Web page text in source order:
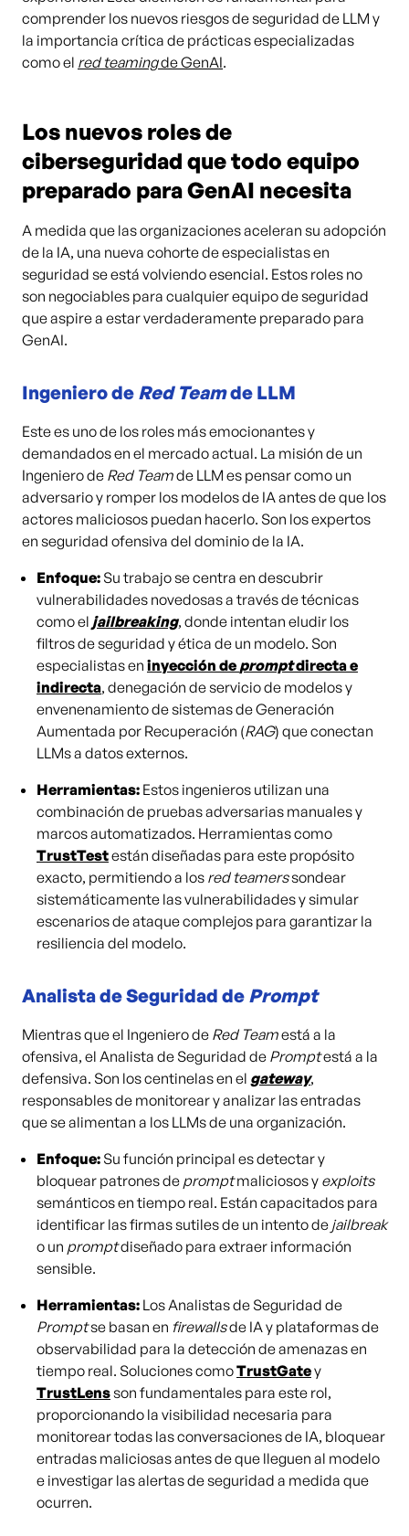
comprender los nuevos riesgos de seguridad de LLM y
la importancia crítica de prácticas especializadas
como el red teamingde GenAI.
Los nuevos roles de
ciberseguridad que todo equipo
preparado para GenAI necesita
A medida que las organizaciones aceleran su adopción
de la IA, una nueva cohorte de especialistas en
seguridad se está volviendo esencial. Estos roles no
son negociables para cualquier equipo de seguridad
que aspire a estar verdaderamente preparado para
GenAI.
Ingeniero de Red Teamde LLM
Este es uno de los roles más emocionantes y
demandados en el mercado actual. La misión de un
Ingeniero de Red Teamde LLM es pensar como un
adversario y romper los modelos de IA antes de que los
actores maliciosos puedan hacerlo. Son los expertos
en seguridad ofensiva del dominio de la IA.
Enfoque: Su trabajo se centra en descubrir
vulnerabilidades novedosas a través de técnicas
como el jailbreaking, donde intentan eludir los
filtros de seguridad y ética de un modelo. Son
especialistas en inyección de promptdirecta e
indirecta, denegación de servicio de modelos y
envenenamiento de sistemas de Generación
Aumentada por Recuperación (RAG) que conectan
LLMs a datos externos.
Herramientas: Estos ingenieros utilizan una
combinación de pruebas adversarias manuales y
marcos automatizados. Herramientas como
TrustTestestán diseñadas para este propósito
exacto, permitiendo a los red teamerssondear
sistemáticamente las vulnerabilidades y simular
escenarios de ataque complejos para garantizar la
resiliencia del modelo.
Analista de Seguridad de Prompt
Mientras que el Ingeniero de Red Teamestá a la
ofensiva, el Analista de Seguridad de Promptestá a la
defensiva. Son los centinelas en el gateway,
responsables de monitorear y analizar las entradas
que se alimentan a los LLMs de una organización.
Enfoque: Su función principal es detectar y
bloquear patrones de promptmaliciosos y exploits
semánticos en tiempo real. Están capacitados para
identificar las firmas sutiles de un intento de jailbreak
o un promptdiseñado para extraer información
sensible.
Herramientas: Los Analistas de Seguridad de
Promptse basan en firewallsde IA y plataformas de
observabilidad para la detección de amenazas en
tiempo real. Soluciones comoTrustGatey
TrustLensson fundamentales para este rol,
proporcionando la visibilidad necesaria para
monitorear todas las conversaciones de IA, bloquear
entradas maliciosas antes de que lleguen al modelo
e investigar las alertas de seguridad a medida que
ocurren.